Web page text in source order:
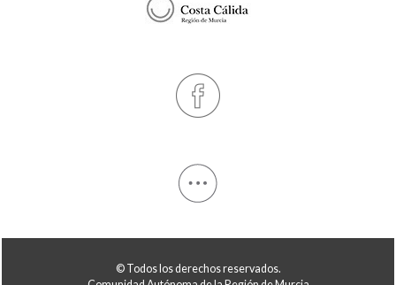
© Todos los derechos reservados.